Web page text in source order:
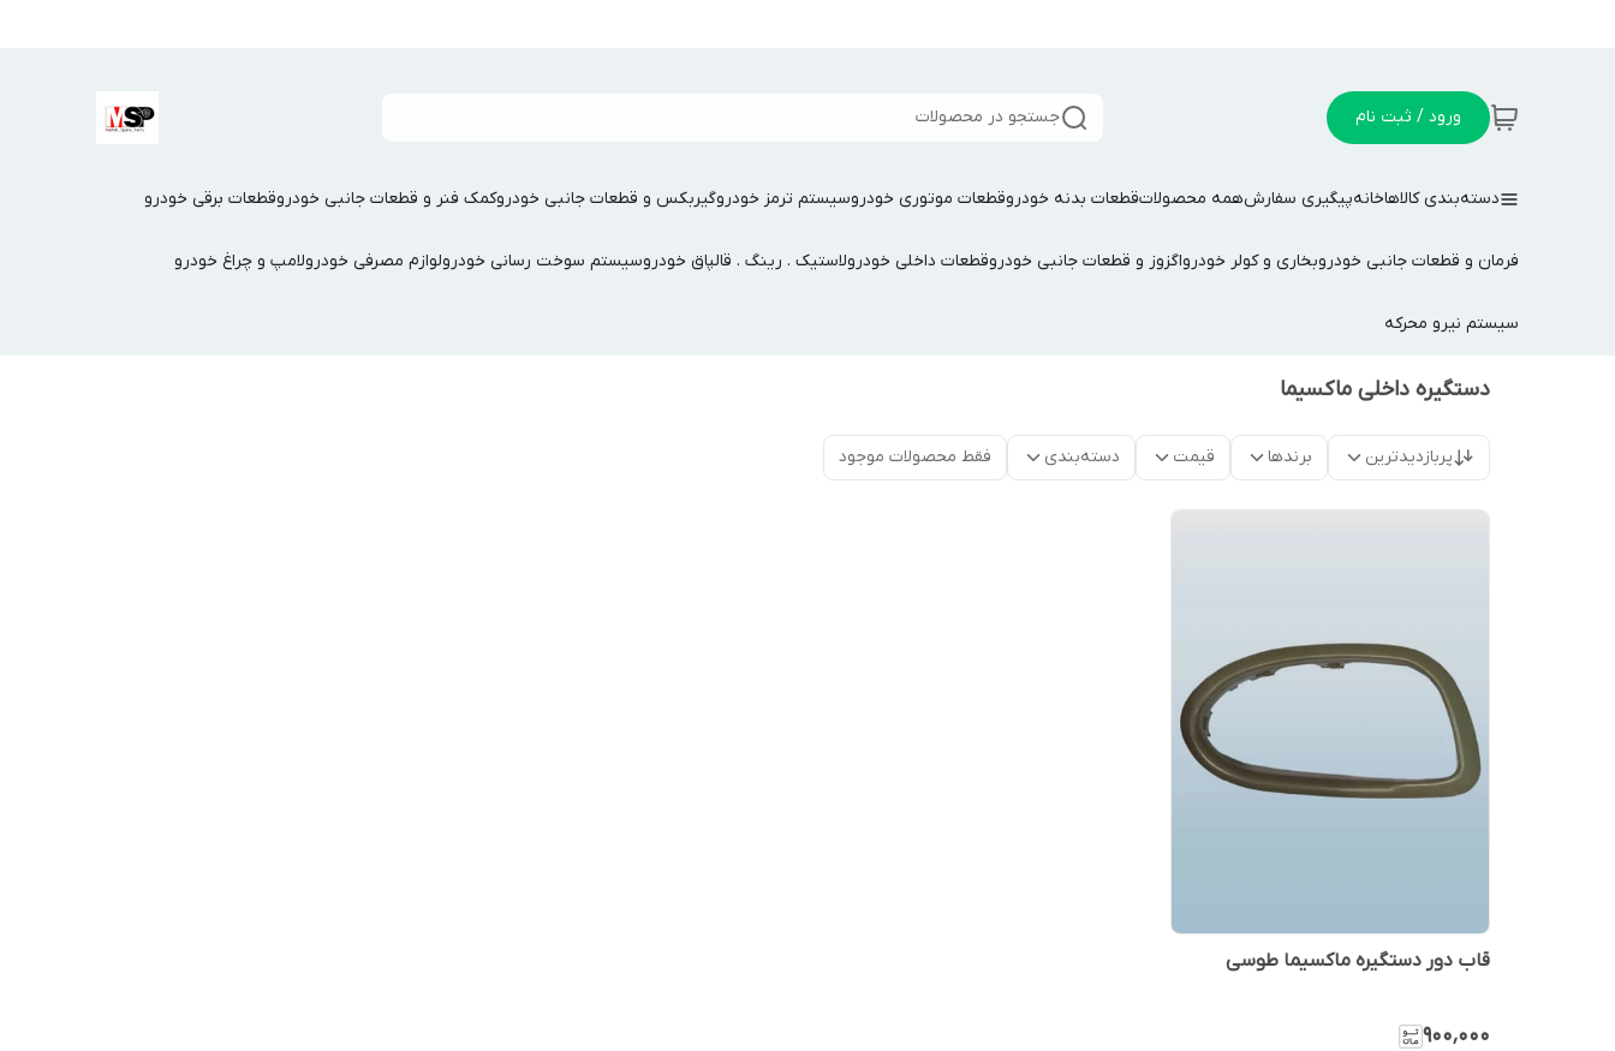
ورود / ثبت نام جستجو در محصولات
دسته‌بندی کالاهاخانهپیگیری سفارشهمه محصولاتقطعات بدنه خودروقطعات موتوری خودروسیستم ترمز خودروگیربکس و قطعات جانبی خودروکمک فنر و قطعات جانبی خودروقطعات برقی خودرو
فرمان و قطعات جانبی خودروبخاری و کولر خودرواگزوز و قطعات جانبی خودروقطعات داخلی خودرولاستیک . رینگ . قالپاق خودروسیستم سوخت رسانی خودرولوازم مصرفی خودرولامپ و چراغ خودرو
سیستم نیرو محرکه
دستگیره داخلی ماکسیما
پربازدیدترین برندها قیمت دسته‌بندی فقط محصولات موجود
قاب دور دستگیره ماکسیما طوسی
۹۰۰٬۰۰۰